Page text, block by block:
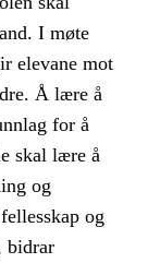
I møte
elevane mot
Å lære å
for å
skal lære å
og
og
bidrar